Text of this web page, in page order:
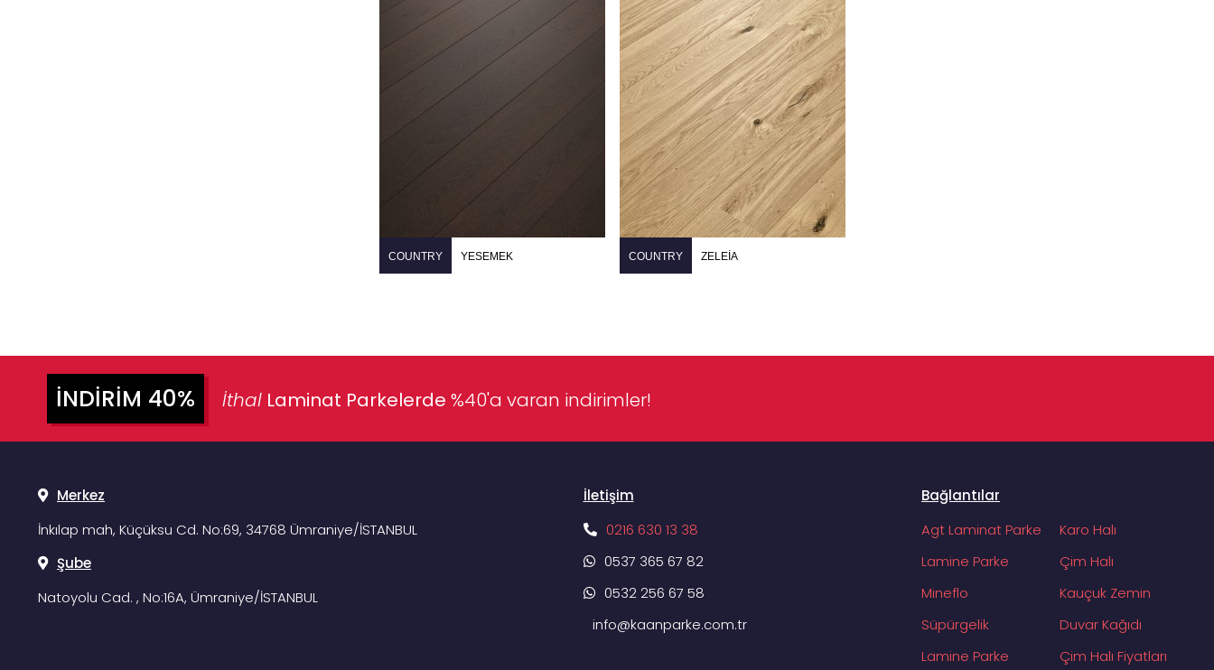
COUNTRY YESEMEK COUNTRY ZELEIA
İNDIRIM 40% İthal Laminat Parkelerde %40'a varan indirimler!
Merkez
İnkılap mah, Küçüksu Cd. No:69, 34768 Ümraniye/İSTANBUL
Şube
Natoyolu Cad. , No:16A, Ümraniye/İSTANBUL
İletişim
0216 630 13 38
0537 365 67 82
0532 256 67 58
info@kaanparke.com.tr
Bağlantılar
Agt Laminat Parke
Lamine Parke
Mineflo
Süpürgelik
Lamine Parke
Karo Halı
Çim Halı
Kauçuk Zemin
Duvar Kağıdı
Çim Halı Fiyatları